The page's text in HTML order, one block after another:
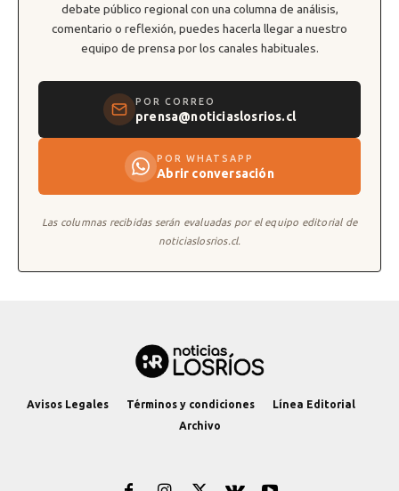
debate público regional con una columna de análisis,
comentario o reflexión, puedes hacerla llegar a nuestro
equipo de prensa por los canales habituales.
POR CORREO
prensa@noticiaslosrios.cl
POR WHATSAPP
Abrir conversación
Las columnas recibidas serán evaluadas por el equipo editorial de
noticiaslosrios.cl.
Avisos Legales Términos y condiciones
Línea Editorial
Archivo